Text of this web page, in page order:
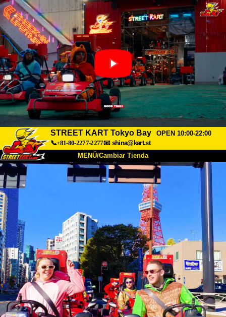
STREET KART Tokyo Bay
OPEN 10:00-22:00
📞+81-80-2277-2277📧 shina@kart.st
MENÚ/Cambiar Tienda
INICIO
Preguntas Frecuentes
Empresa Reservas
Cambiar Tienda
Tokyo Shinagawa Tokyo Akihabara#1
Tokyo Akihabara#2 Tokyo Shibuya
Tokyo Shibuya Annex Tokyo Bay
Tokyo Asakusa Osaka